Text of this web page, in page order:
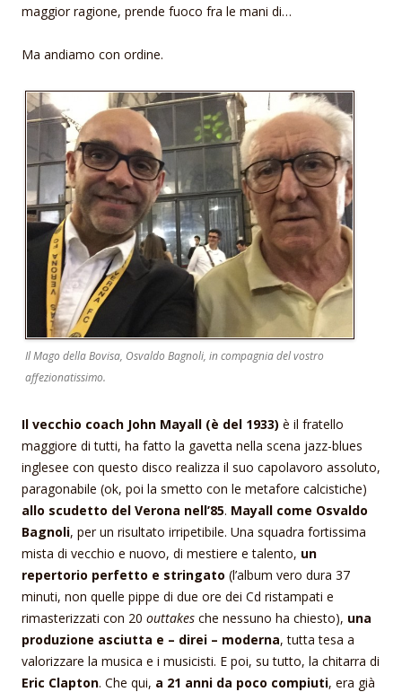
maggior ragione, prende fuoco fra le mani di…
Ma andiamo con ordine.
Il Mago della Bovisa, Osvaldo Bagnoli, in compagnia del vostro
affezionatissimo.
Il vecchio coach John Mayall (è del 1933) è il fratello
maggiore di tutti, ha fatto la gavetta nella scena jazz-blues
inglesee con questo disco realizza il suo capolavoro assoluto,
paragonabile (ok, poi la smetto con le metafore calcistiche)
allo scudetto del Verona nell’85. Mayall come Osvaldo
Bagnoli, per un risultato irripetibile. Una squadra fortissima
mista di vecchio e nuovo, di mestiere e talento, un
repertorio perfetto e stringato (l’album vero dura 37
minuti, non quelle pippe di due ore dei Cd ristampati e
rimasterizzati con 20 outtakes che nessuno ha chiesto), una
produzione asciutta e – direi – moderna, tutta tesa a
valorizzare la musica e i musicisti. E poi, su tutto, la chitarra di
Eric Clapton. Che qui, a 21 anni da poco compiuti, era già